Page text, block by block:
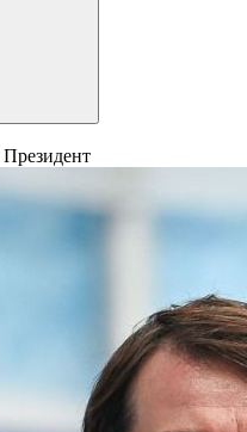
Президент